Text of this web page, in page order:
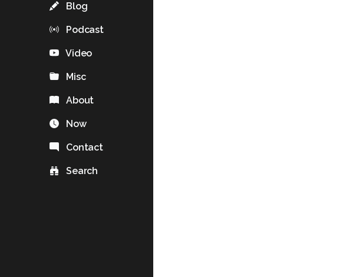
Blog
Podcast
Video
Misc
About
Now
Contact
Search